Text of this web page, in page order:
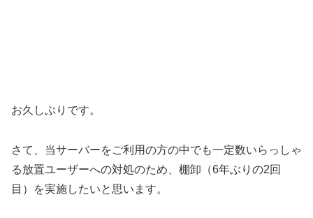
お久しぶりです。
さて、当サーバーをご利用の方の中でも一定数いらっしゃ
る放置ユーザーへの対処のため、棚卸（6年ぶりの2回
目）を実施したいと思います。